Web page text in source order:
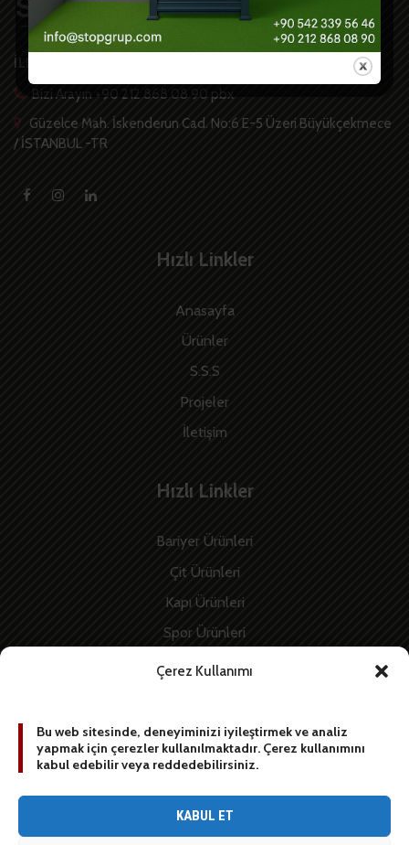
Çerez Kullanımı
Bu web sitesinde, deneyiminizi iyileştirmek ve analiz
yapmak için çerezler kullanılmaktadır. Çerez kullanımını
kabul edebilir veya reddedebilirsiniz.
KABUL ET
İLETİŞİM
Bizi Arayın +90 212 868 08 90 pbx
Güzelce Mah. İskenderun Cad. No:6 E-5 Üzeri Büyükçekmece
/ İSTANBUL -TR
Hızlı Linkler
Anasayfa
Ürünler
S.S.S
Projeler
İletişim
Hızlı Linkler
Bariyer Ürünleri
Çit Ürünleri
Kapı Ürünleri
Spor Ürünleri
İnşaat Ürünleri
BİZE YAZIN
[contact-form-7 id=”1887″ title=”Sidebar contact form”]